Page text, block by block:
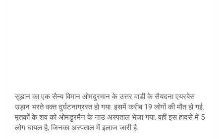
सूडान का एक सैन्य विमान ओमदुरमान के उत्तर वाडी के सैयदना एयरबेस
उड़ान भरते वक्त दुर्घटनाग्रस्त हो गया. इसमें करीब 19 लोगों की मौत हो गई.
मृतकों के शव को ओमडुरमैन के नाउ अस्पताल भेजा गया. वहीं इस हादसे में 5
लोग घायल है, जिनका अस्पताल में इलाज जारी है.